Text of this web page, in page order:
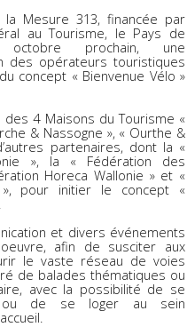
Mesure 313, financée par
au Tourisme, le Pays de
prochain, une
des opérateurs touristiques
concept « Bienvenue Vélo »
des 4 Maisons du Tourisme «
& Nassogne », « Ourthe &
partenaires, dont la «
», la « Fédération des
Horeca Wallonie » et «
», pour initier le concept «
et divers événements
afin de susciter aux
le vaste réseau de voies
de balades thématiques ou
avec la possibilité de se
ou de se loger au sein